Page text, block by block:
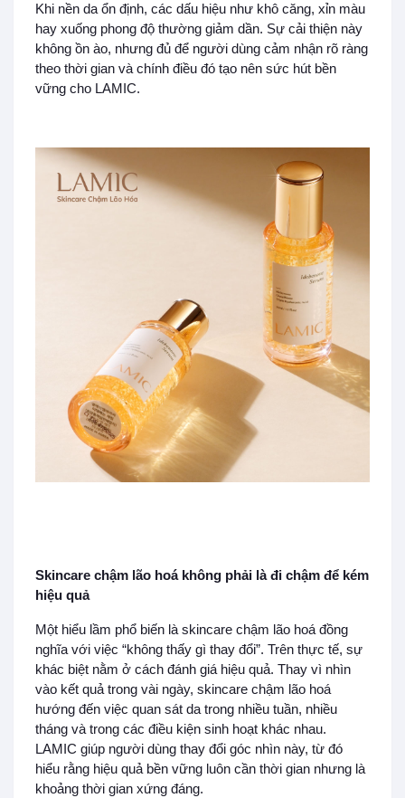
Khi nền da ổn định, các dấu hiệu như khô căng, xỉn màu
hay xuống phong độ thường giảm dần. Sự cải thiện này
không ồn ào, nhưng đủ để người dùng cảm nhận rõ ràng
theo thời gian và chính điều đó tạo nên sức hút bền
vững cho LAMIC.
Skincare chậm lão hoá không phải là đi chậm để kém
hiệu quả
Một hiểu lầm phổ biến là skincare chậm lão hoá đồng
nghĩa với việc “không thấy gì thay đổi”. Trên thực tế, sự
khác biệt nằm ở cách đánh giá hiệu quả. Thay vì nhìn
vào kết quả trong vài ngày, skincare chậm lão hoá
hướng đến việc quan sát da trong nhiều tuần, nhiều
tháng và trong các điều kiện sinh hoạt khác nhau.
LAMIC giúp người dùng thay đổi góc nhìn này, từ đó
hiểu rằng hiệu quả bền vững luôn cần thời gian nhưng là
khoảng thời gian xứng đáng.